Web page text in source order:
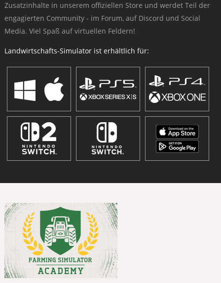
Zusatzinhalte in unserem offiziellen Store und werdet Teil der
engagierten Community - im Forum, auf Discord und Social
Media. Viel Spaß auf virtuellen Feldern!
Landwirtschafts-Simulator ist erhältlich für: